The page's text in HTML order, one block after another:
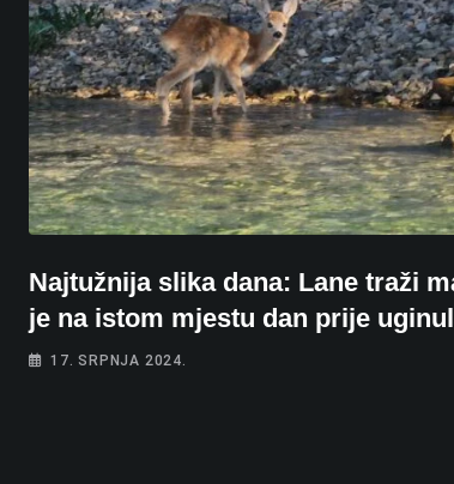
Najtužnija slika dana: Lane traži
je na istom mjestu dan prije
17. SRPNJA 2024.